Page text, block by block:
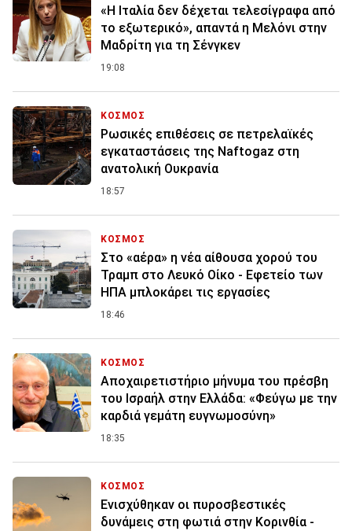
«Η Ιταλία δεν δέχεται τελεσίγραφα από
το εξωτερικό», απαντά η Μελόνι στην
Μαδρίτη για τη Σένγκεν
19:08
ΚΟΣΜΟΣ
Ρωσικές επιθέσεις σε πετρελαϊκές
εγκαταστάσεις της Naftogaz στη
ανατολική Ουκρανία
18:57
ΚΟΣΜΟΣ
Στο «αέρα» η νέα αίθουσα χορού του
Τραμπ στο Λευκό Οίκο - Εφετείο των
ΗΠΑ μπλοκάρει τις εργασίες
18:46
ΚΟΣΜΟΣ
Αποχαιρετιστήριο μήνυμα του πρέσβη
του Ισραήλ στην Ελλάδα: «Φεύγω με την
καρδιά γεμάτη ευγνωμοσύνη»
18:35
ΚΟΣΜΟΣ
Ενισχύθηκαν οι πυροσβεστικές
δυνάμεις στη φωτιά στην Κορινθία -